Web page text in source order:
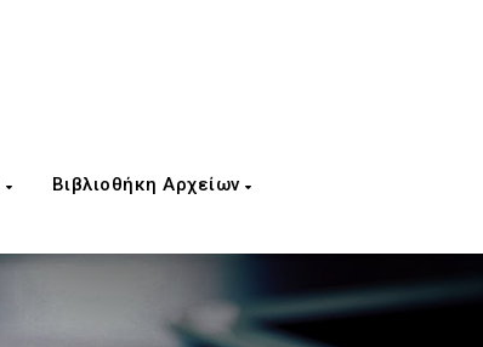
Βιβλιοθήκη Αρχείων